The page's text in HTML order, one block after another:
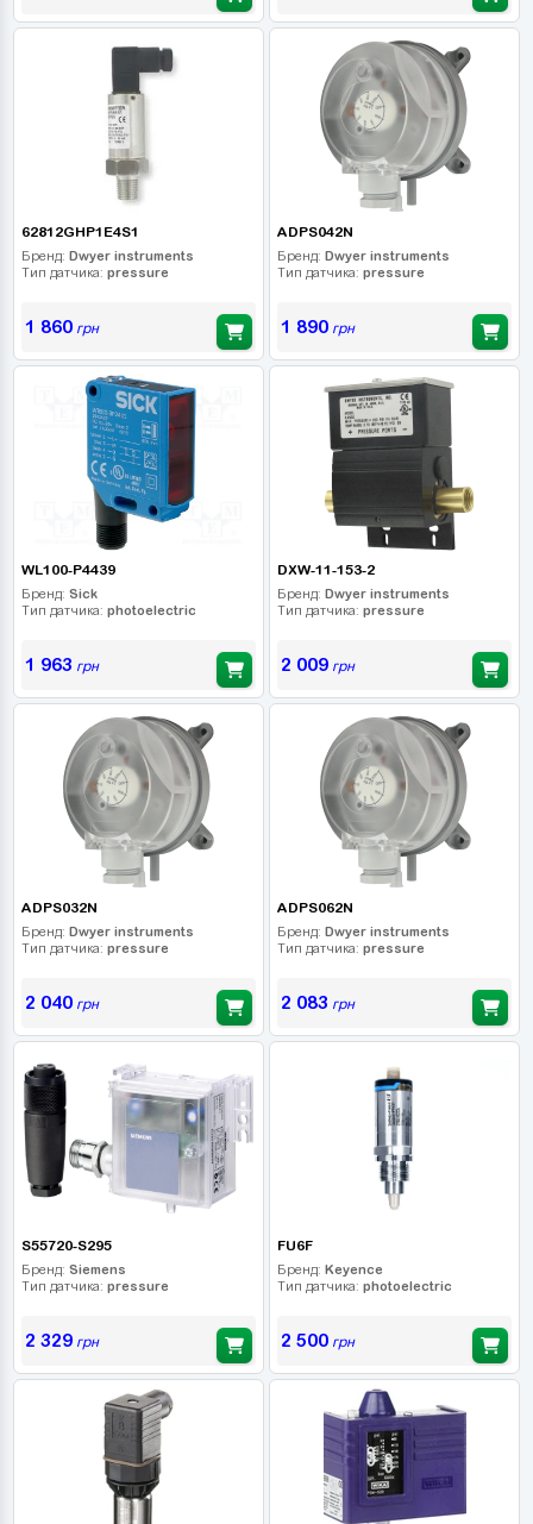
62812GHP1E4S1
Бренд: Dwyer instruments
Тип датчика: pressure
1 860грн
ADPS042N
Бренд: Dwyer instruments
Тип датчика: pressure
1 890грн
WL100-P4439
Бренд: Sick
Тип датчика: photoelectric
1 963 грн
DXW-11-153-2
Бренд: Dwyer instruments
Тип датчика: pressure
2 009грн
ADPS032N
Бренд: Dwyer instruments
Тип датчика: pressure
2 040грн
ADPS062N
Бренд: Dwyer instruments
Тип датчика: pressure
2 083 грн
S55720-S295
Бренд: Siemens
Тип датчика: pressure
2 329грн
FU6F
Бренд: Keyence
Тип датчика: photoelectric
2 500грн